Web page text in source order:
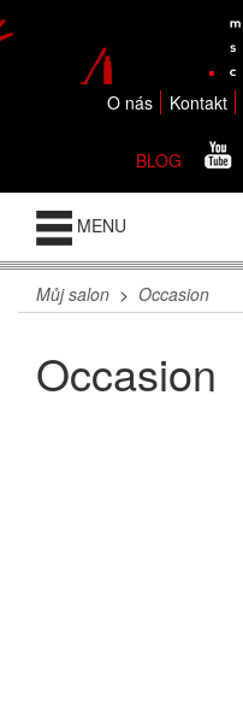
O nás Kontakt
BLOG
MENU
Můj salon > Occasion
Occasion